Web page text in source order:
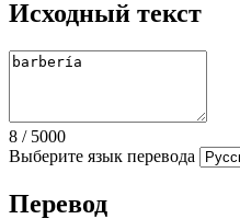
Исходный текст
8 / 5000
Выберите язык перевода
Перевод